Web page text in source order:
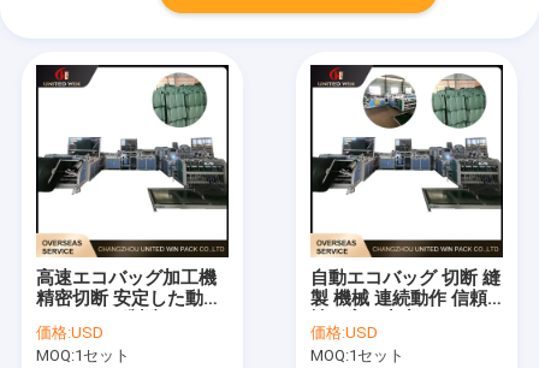
高速エコバッグ加工機
精密切断 安定した動作
価格:USD
MOQ:1セット
自動エコバッグ 切断 縫
製 機械 連続動作 信頼
価格:USD
MOQ:1セット